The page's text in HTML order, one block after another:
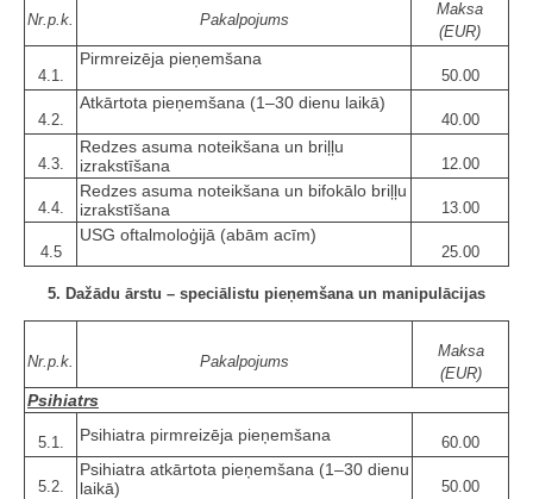
Nr.p.k. Pakalpojums
Maksa
(EUR)
4.1.
Pirmreizēja pieņemšana
50.00
4.2.
Atkārtota pieņemšana (1–30 dienu laikā)
40.00
4.3.
Redzes asuma noteikšana un briļļu
izrakstīšana
12.00
4.4.
Redzes asuma noteikšana un bifokālo briļļu
izrakstīšana
13.00
4.5
USG oftalmoloģijā (abām acīm)
25.00
5. Dažādu ārstu – speciālistu pieņemšana un manipulācijas
Nr.p.k. Pakalpojums
Maksa
(EUR)
Psihiatrs
5.1. Psihiatra pirmreizēja pieņemšana 60.00
5.2.
Psihiatra atkārtota pieņemšana (1–30 dienu
laikā)
50.00